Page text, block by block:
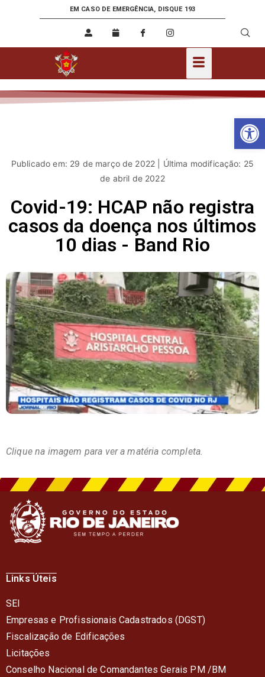
EM CASO DE EMERGÊNCIA, DISQUE 193
Publicado em: 29 de março de 2022 | Última modificação: 25
de abril de 2022
Covid-19: HCAP não registra
casos da doença nos últimos
10 dias - Band Rio
Clique na imagem para ver a matéria completa.
Links Úteis
SEI
Empresas e Profissionais Cadastrados (DGST)
Fiscalização de Edificações
Licitações
Conselho Nacional de Comandantes Gerais PM /BM